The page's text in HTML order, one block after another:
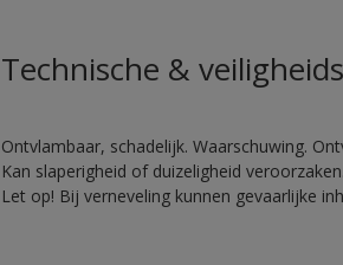
Technische &
Ontvlambaar, schadelijk. Waarschuwing.
Kan slaperigheid of duizeligheid
Let op! Bij verneveling kunnen gevaarlijke